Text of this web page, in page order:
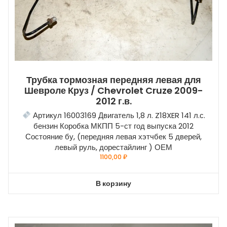
Трубка тормозная передняя левая для
Шевроле Круз / Chevrolet Cruze 2009-
2012 г.в.
Артикул 16003169 Двигатель 1,8 л. Z18XER 141 л.с.
бензин Коробка МКПП 5-ст год выпуска 2012
Состояние бу, (передняя левая хэтчбек 5 дверей,
левый руль, дорестайлинг ) ОЕМ
1100,00₽
В корзину